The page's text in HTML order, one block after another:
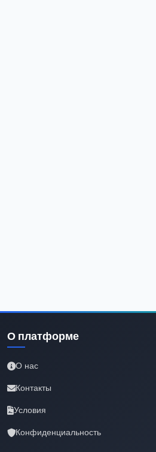
О платформе
О нас
Контакты
Условия
Конфиденциальность